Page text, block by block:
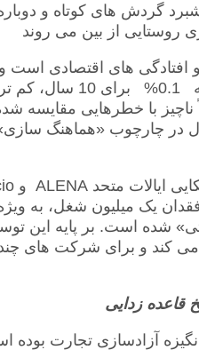
گردش های کوتاه و
از بین می روند
افتادگی های اقتصادی است
ناچیز با خطرهایی
در چارچوب «هماهنگ سازی»
ایالات متحد ALENAو
یک میلیون شغل، به
است. بر پایه این
کند و برای شرکت های چند
زدایی